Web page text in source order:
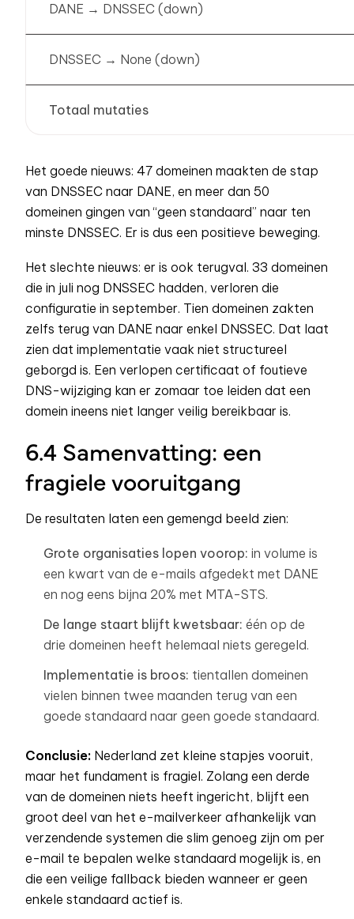
DANE → DNSSEC (down)
DNSSEC → None (down)
Totaal mutaties
Het goede nieuws: 47 domeinen maakten de stap
van DNSSEC naar DANE, en meer dan 50
domeinen gingen van “geen standaard” naar ten
minste DNSSEC. Er is dus een positieve beweging.
Het slechte nieuws: er is ook terugval. 33 domeinen
die in juli nog DNSSEC hadden, verloren die
configuratie in september. Tien domeinen zakten
zelfs terug van DANE naar enkel DNSSEC. Dat laat
zien dat implementatie vaak niet structureel
geborgd is. Een verlopen certificaat of foutieve
DNS-wijziging kan er zomaar toe leiden dat een
domein ineens niet langer veilig bereikbaar is.
6.4 Samenvatting: een
fragiele vooruitgang
De resultaten laten een gemengd beeld zien:
Grote organisaties lopen voorop: in volume is
een kwart van de e-mails afgedekt met DANE
en nog eens bijna 20% met MTA-STS.
De lange staart blijft kwetsbaar: één op de
drie domeinen heeft helemaal niets geregeld.
Implementatie is broos: tientallen domeinen
vielen binnen twee maanden terug van een
goede standaard naar geen goede standaard.
Conclusie: Nederland zet kleine stapjes vooruit,
maar het fundament is fragiel. Zolang een derde
van de domeinen niets heeft ingericht, blijft een
groot deel van het e-mailverkeer afhankelijk van
verzendende systemen die slim genoeg zijn om per
e-mail te bepalen welke standaard mogelijk is, en
die een veilige fallback bieden wanneer er geen
enkele standaard actief is.